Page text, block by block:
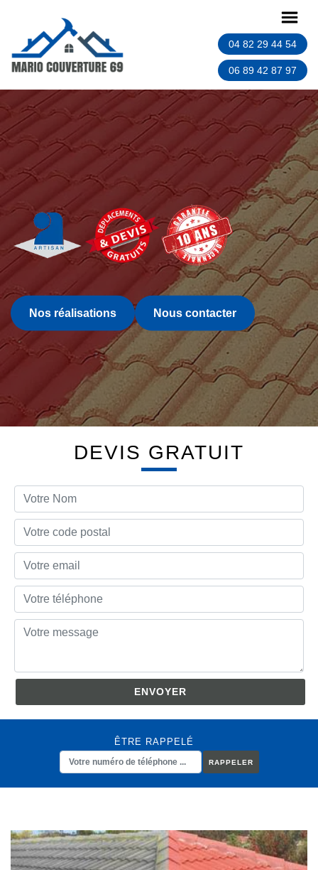
04 82 29 44 54
06 89 42 87 97
Nos réalisations Nous contacter
DEVIS GRATUIT
ÊTRE RAPPELÉ